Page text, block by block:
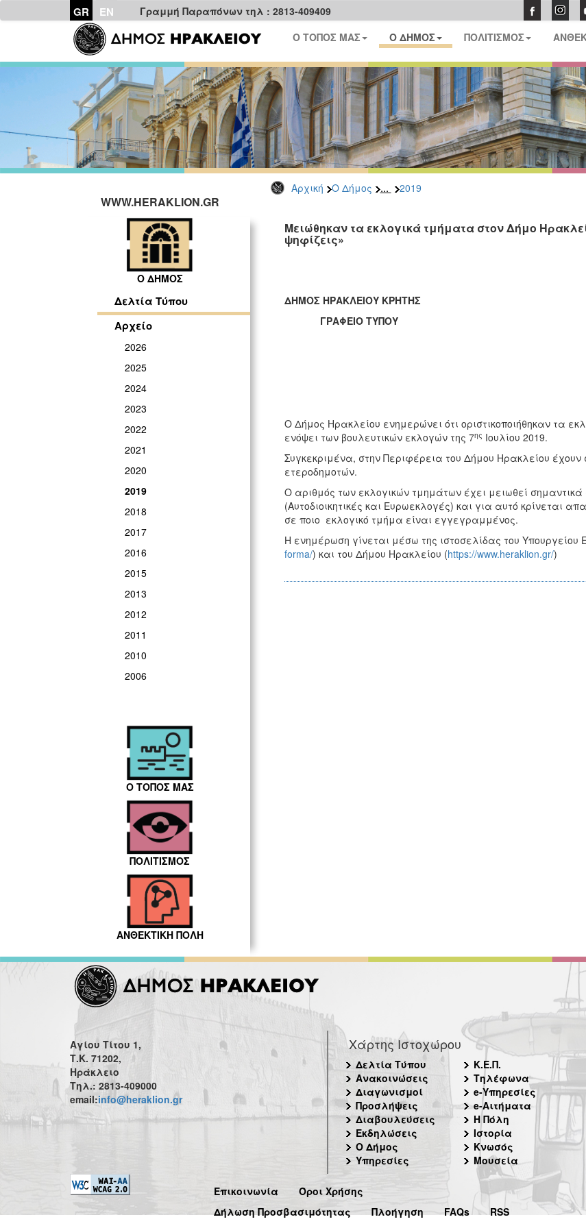
GR EN Γραμμή Παραπόνων τηλ : 2813-409409
Ο ΤΟΠΟΣ ΜΑΣ Ο ΔΗΜΟΣ ΠΟΛΙΤΙΣΜΟΣ
Αρχική Ο Δήμος ... 2019
WWW.HERAKLION.GR
Ο ΔΗΜΟΣ
Δελτία Τύπου
Αρχείο
2026
2025
2024
2023
2022
2021
2020
2019
2018
2017
2016
2015
2013
2012
2011
2010
2006
Ο ΤΟΠΟΣ ΜΑΣ
ΠΟΛΙΤΙΣΜΟΣ
ΑΝΘΕΚΤΙΚΗ ΠΟΛΗ
Μειώθηκαν τα εκλογικά τμήματα στον Δήμο
ψηφίζεις»
ΔΗΜΟΣ ΗΡΑΚΛΕΙΟΥ ΚΡΗΤΗΣ
ΓΡΑΦΕΙΟ ΤΥΠΟΥ
Ο Δήμος Ηρακλείου ενημερώνει ότι οριστικοποιήθηκαν τα
ενόψει των βουλευτικών εκλογών της 7ης Ιουλίου 2019.
Συγκεκριμένα, στην Περιφέρεια του Δήμου Ηρακλείου
ετεροδημοτών.
Ο αριθμός των εκλογικών τμημάτων έχει μειωθεί
(Αυτοδιοικητικές και Ευρωεκλογές) και για αυτό κρίνεται
σε ποιο εκλογικό τμήμα είναι εγγεγραμμένος.
Η ενημέρωση γίνεται μέσω της ιστοσελίδας του Υπουργείου
forma/) και του Δήμου Ηρακλείου (https://www.heraklion.gr/)
Αγίου Τίτου 1,
Τ.Κ. 71202,
Ηράκλειο
Τηλ.: 2813-409000
email:info@heraklion.gr
Χάρτης Ιστοχώρου
Δελτία Τύπου
Ανακοινώσεις
Διαγωνισμοί
Προσλήψεις
Διαβουλεύσεις
Εκδηλώσεις
Ο Δήμος
Υπηρεσίες
Κ.Ε.Π.
Τηλέφωνα
e-Υπηρεσίες
e-Αιτήματα
Η Πόλη
Ιστορία
Κνωσός
Μουσεία
Επικοινωνία
Όροι Χρήσης
Δήλωση Προσβασιμότητας
Πλοήγηση FAQs RSS